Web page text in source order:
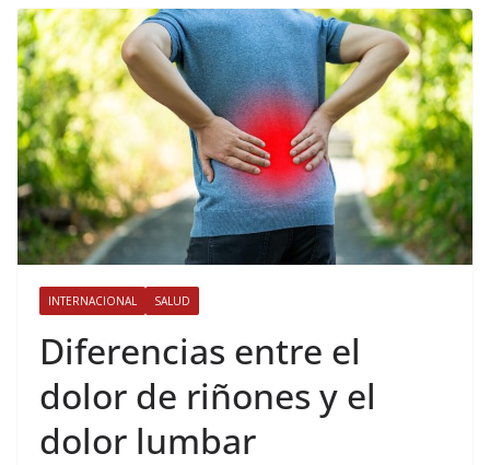
INTERNACIONAL SALUD
Diferencias entre el
dolor de riñones y el
dolor lumbar